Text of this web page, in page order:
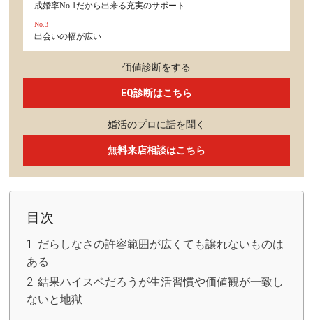
成婚率No.1だから出来る充実のサポート
No.3
出会いの幅が広い
価値診断をする
EQ診断はこちら
婚活のプロに話を聞く
無料来店相談はこちら
目次
だらしなさの許容範囲が広くても譲れないものは
ある
結果ハイスペだろうが生活習慣や価値観が一致し
ないと地獄